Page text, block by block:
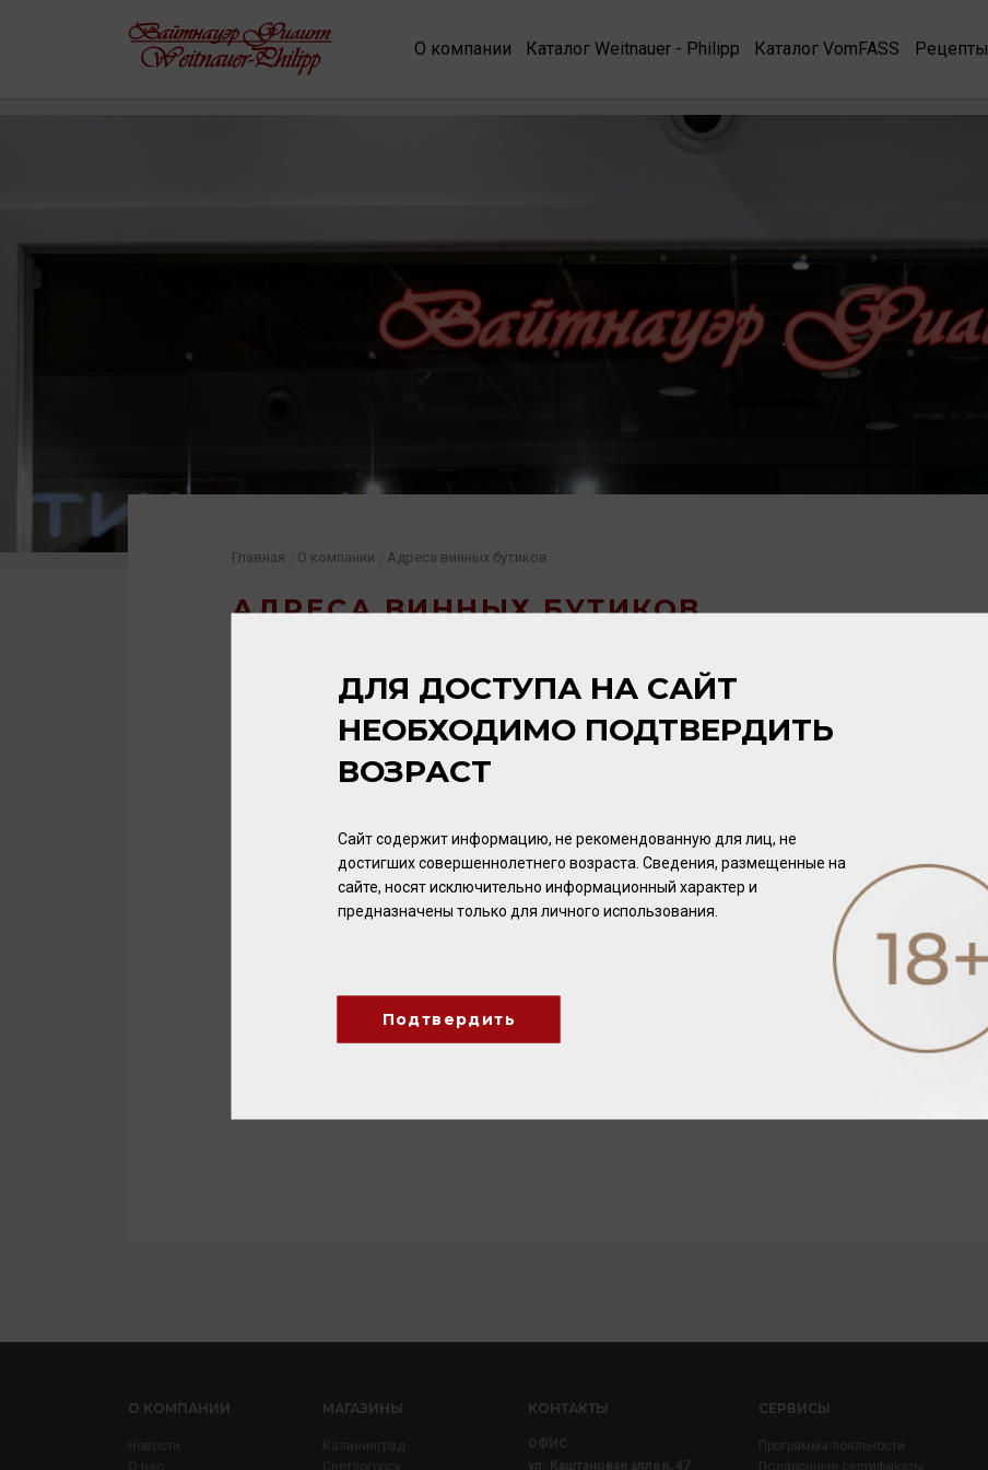
О компании Каталог Weitnauer - Philipp Каталог VomFASS Рецепты
АДРЕСА ВИННЫХ БУТИКОВ
Главная О компании Адреса винных бутиков
ЗЕЛЕНОГРАДСК
О КОМПАНИИ
Новости
О нас
МАГАЗИНЫ
Калининград
Светлогорск
КОНТАКТЫ
ОФИС
ул. Каштановая аллея, 47
СЕРВИСЫ
Программа лояльности
Подарочные сертификаты
ДЛЯ ДОСТУПА НА САЙТ
НЕОБХОДИМО ПОДТВЕРДИТЬ
ВОЗРАСТ
Сайт содержит информацию, не рекомендованную для лиц, не
достигших совершеннолетнего возраста. Сведения, размещенные на
сайте, носят исключительно информационный характер и
предназначены только для личного использования.
Подтвердить